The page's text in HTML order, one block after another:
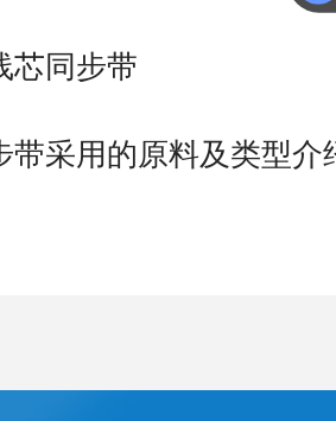
芯同步带
带采用的原料及类型